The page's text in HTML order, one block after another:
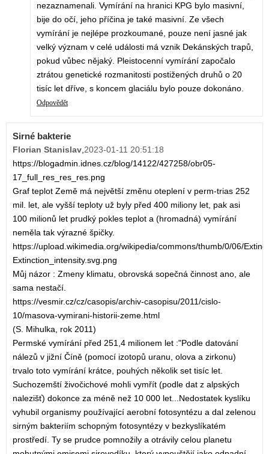
nezaznamenali. Vymírání na hranici KPG bylo masivní,
bije do očí, jeho příčina je také masivní. Ze všech
vymírání je nejlépe prozkoumané, pouze není jasné jak
velký význam v celé události má vznik Dekánských trapů,
pokud vůbec nějaký. Pleistocenní vymírání započalo
ztrátou genetické rozmanitosti postižených druhů o 20
tisíc let dříve, s koncem glaciálu bylo pouze dokonáno.
Odpovědět
Sirné bakterie
Florian Stanislav,2023-01-11 20:51:18
https://blogadmin.idnes.cz/blog/14122/427258/obr05-
17_full_res_res_res.png
Graf teplot Země má největší změnu oteplení v perm-trias 252
mil. let, ale vyšší teploty už byly před 400 miliony let, pak asi
100 milionů let prudký pokles teplot a (hromadná) vymírání
neměla tak výrazné špičky.
https://upload.wikimedia.org/wikipedia/commons/thumb/0/06/
Extinction_intensity.svg.png
Můj názor : Zmeny klimatu, obrovská sopečná činnost ano, ale
sama nestačí.
https://vesmir.cz/cz/casopis/archiv-casopisu/2011/cislo-
10/masova-vymirani-historii-zeme.html
(S. Mihulka, rok 2011)
Permské vymírání před 251,4 milionem let :"Podle datování
nálezů v jižní Číně (pomocí izotopů uranu, olova a zirkonu)
trvalo toto vymírání krátce, pouhých několik set tisíc let.
Suchozemští živočichové mohli vymřít (podle dat z alpských
nalezišť) dokonce za méně než 10 000 let...Nedostatek kyslíku
vyhubil organismy používající aerobní fotosyntézu a dal zelenou
sirným bakteriím schopným fotosyntézy v bezkyslíkatém
prostředí. Ty se prudce pomnožily a otrávily celou planetu